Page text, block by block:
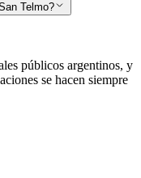
Telmo?
públicos argentinos, y
se hacen siempre